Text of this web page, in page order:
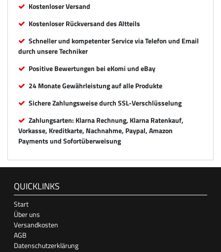
Kostenloser Versand
Kostenloser Rückversand des Altteils
Schneller und kompetenter Service via Telefon und Email
durch unsere Techniker
Positive Bewertungen bei eKomi und eBay
24 Monate Gewährleistung auf alle Produkte
Sichere Zahlungsweise durch SSL-Verschlüsselung
Zahlungsarten: Klarna Rechnung, Klarna Ratenkauf,
Vorkasse, Kreditkarte, Nachnahme, Paypal, Amazon
Payments und Sofortüberweisung
QUICKLINKS
Start
Über uns
Versandkosten
AGB
Datenschutzerklärung